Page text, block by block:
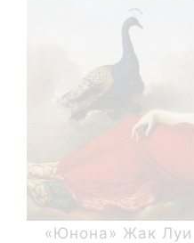
«Юнона» Жак